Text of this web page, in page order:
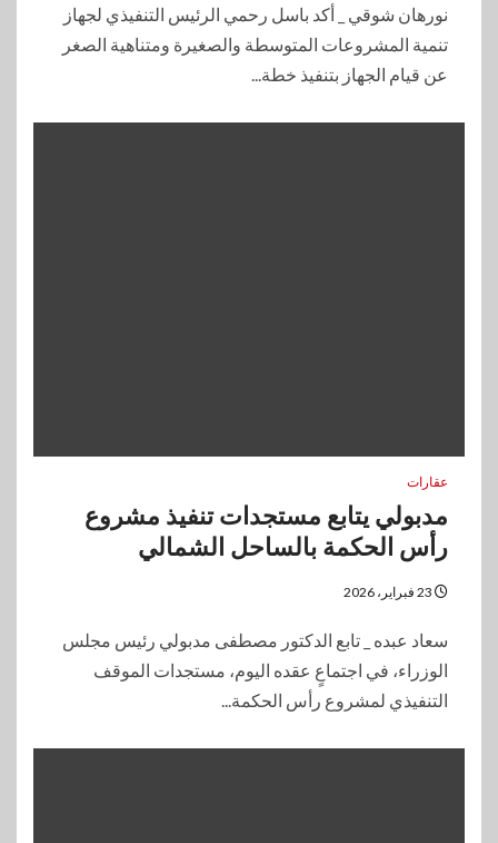
نورهان شوقي _ أكد باسل رحمي الرئيس التنفيذي لجهاز
تنمية المشروعات المتوسطة والصغيرة ومتناهية الصغر
عن قيام الجهاز بتنفيذ خطة...
عقارات
مدبولي يتابع مستجدات تنفيذ مشروع
رأس الحكمة بالساحل الشمالي
سعاد عبده _ تابع الدكتور مصطفى مدبولي رئيس مجلس
الوزراء، في اجتماعٍ عقده اليوم، مستجدات الموقف
التنفيذي لمشروع رأس الحكمة...